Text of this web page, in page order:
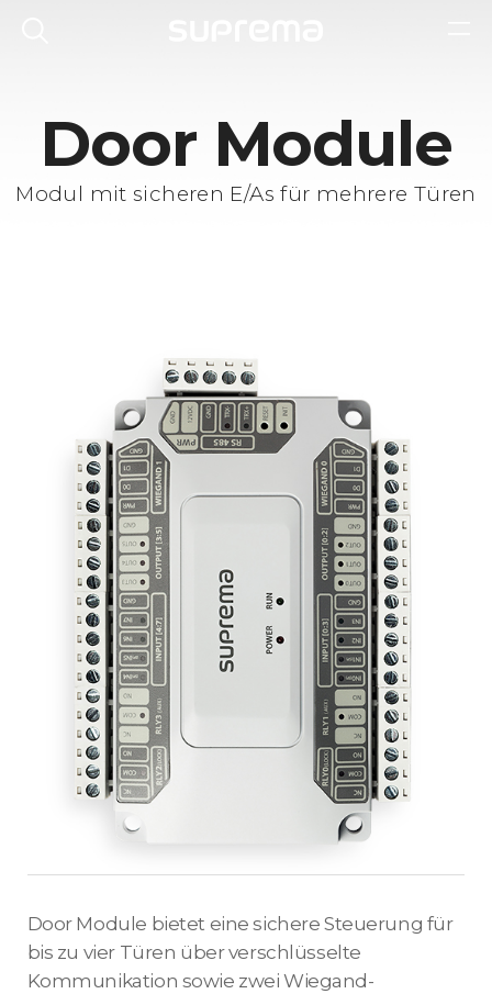
Door Module
Modul mit sicheren E/As für mehrere Türen
Door Module bietet eine sichere Steuerung für
bis zu vier Türen über verschlüsselte
Kommunikation sowie zwei Wiegand-